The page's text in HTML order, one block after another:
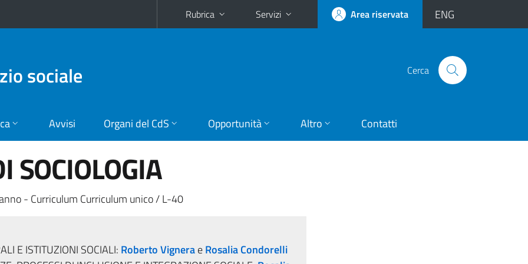
Rubrica Servizi Area riservata ENG
sociale Cerca
Avvisi Organi del CdS Opportunità Altro Contatti
SOCIOLOGIA
- Curriculum Curriculum unico / L-40
E ISTITUZIONI SOCIALI: Roberto VigneraeRosalia Condorelli